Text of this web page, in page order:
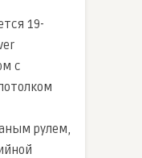
19-
с
рулем,